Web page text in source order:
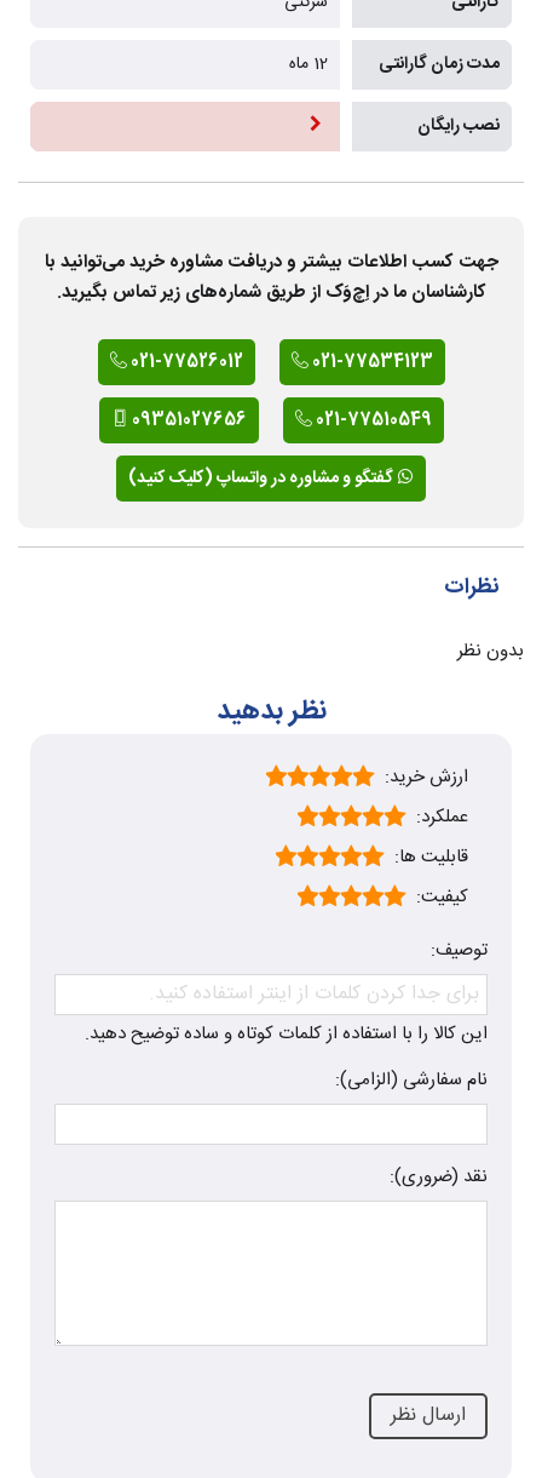
مدت زمان گارانتی 12 ماه
نصب رایگان
جهت کسب اطلاعات بیشتر و دریافت مشاوره خرید می‌توانید با
کارشناسان ما در اِچ‌وَک از طریق شماره‌های زیر تماس بگیرید.
021-77534123
021-77526012
021-77510549
09351027656
گفتگو و مشاوره در واتساپ (کلیک کنید)
نظرات
بدون نظر
نظر بدهید
ارزش خرید:
عملکرد:
قابلیت ها:
کیفیت:
توصیف:
این کالا را با استفاده از کلمات کوتاه و ساده توضیح دهید.
نام سفارشی (الزامی):
نقد (ضروری):